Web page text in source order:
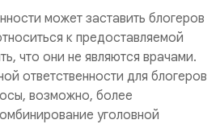
может заставить блогеров
к предоставляемой
что они не являются врачами.
ответственности для блогеров
возможно, более
уголовной